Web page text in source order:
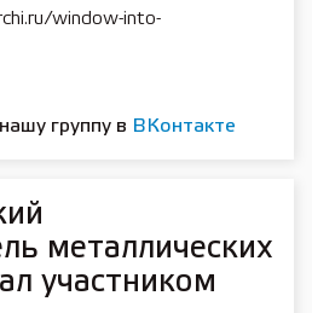
window-into-
группу в ВКонтакте
металлических
участником